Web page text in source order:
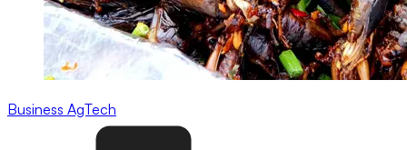
Business AgTech